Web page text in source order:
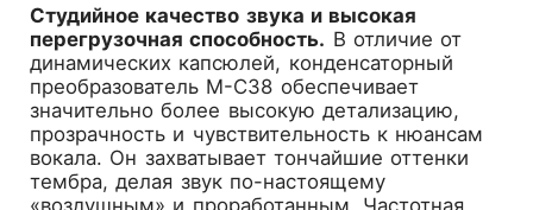
Студийное качество звука и высокая
перегрузочная способность. В отличие от
динамических капсюлей, конденсаторный
преобразователь M-C38 обеспечивает
значительно более высокую детализацию,
прозрачность и чувствительность к нюансам
вокала. Он захватывает тончайшие оттенки
тембра, делая звук по-настоящему
«воздушным» и проработанным. Частотная